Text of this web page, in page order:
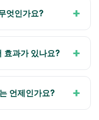
엇인가요? +
효과가 있나요? +
언제인가요? +